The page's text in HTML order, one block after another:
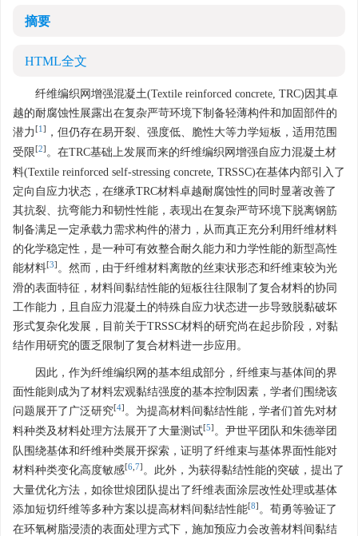
摘要
HTML全文
纤维编织网增强混凝土(Textile reinforced concrete, TRC)因其卓
越的耐腐蚀性展露出在复杂严苛环境下制备轻薄构件和加固部件的
潜力 [1 ]
，但仍存在易开裂、强度低、脆性大等力学短板，适用范围
受限[2] 。在TRC基础上发展而来的纤维编织网增强自应力混凝土材
料(Textile reinforced self-stressing concrete, TRSSC)在基体内部引入了
定向自应力状态，在继承TRC材料卓越耐腐蚀性的同时显著改善了
其抗裂、抗弯能力和韧性性能，表现出在复杂严苛环境下脱离钢筋
制备满足一定承载力需求构件的潜力，从而真正充分利用纤维材料
的化学稳定性，是一种可有效整合耐久能力和力学性能的新型高性
能材料[3] 。然而，由于纤维材料离散的丝束状形态和纤维束较为光
滑的表面特征，材料间黏结性能的短板往往限制了复合材料的协同
工作能力，且自应力混凝土的特殊自应力状态进一步导致脱黏破坏
形式复杂化发展，目前关于TRSSC材料的研究尚在起步阶段，对黏
结作用研究的匮乏限制了复合材料进一步应用。
因此，作为纤维编织网的基本组成部分，纤维束与基体间的界
面性能则成为了材料宏观黏结强度的基本控制因素，学者们围绕该
问题展开了广泛研究[4] 。为提高材料间黏结性能，学者们首先对材
料种类及材料处理方法展开了大量测试[5] 。尹世平团队和朱德举团
队围绕基体和纤维种类展开探索，证明了纤维束与基体界面性能对
材料种类变化高度敏感[6 7] 。此外，为获得黏结性能的突破，提出了
大量优化方法，如徐世烺团队提出了纤维表面涂层改性处理或基体
添加短切纤维等多种方案以提高材料间黏结性能[8] 。荀勇等验证了
在环氧树脂浸渍的表面处理方式下，施加预应力会改善材料间黏结